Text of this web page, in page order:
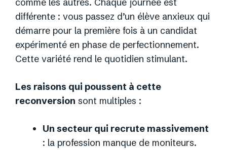
différente : vous passez d’un élève anxieux qui
démarre pour la première fois à un candidat
expérimenté en phase de perfectionnement.
Cette variété rend le quotidien stimulant.
Les raisons qui poussent à cette
reconversion sont multiples :
Un secteur qui recrute massivement
: la profession manque de moniteurs.